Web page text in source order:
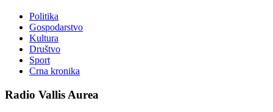
Politika
Gospodarstvo
Kultura
Društvo
Sport
Crna kronika
Radio Vallis Aurea